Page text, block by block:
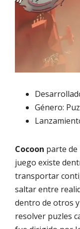
Género:
Cocoon parte de
juego existe
transportar
saltar entre
dentro de otros
resolver puzles